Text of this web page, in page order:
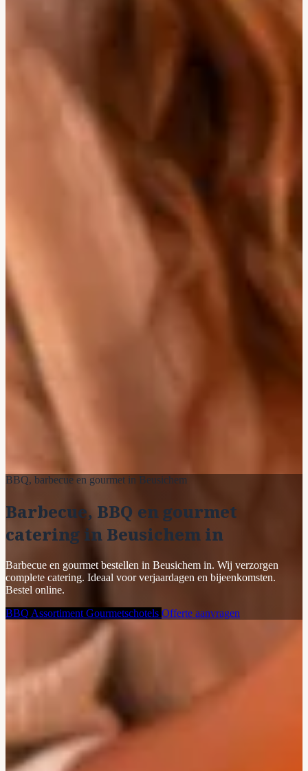
BBQ, barbecue en gourmet in Beusichem
Barbecue, BBQ en gourmet
catering in Beusichem in
Barbecue en gourmet bestellen in Beusichem in. Wij verzorgen
complete catering. Ideaal voor verjaardagen en bijeenkomsten.
Bestel online.
BBQ Assortiment Gourmetschotels Offerte aanvragen